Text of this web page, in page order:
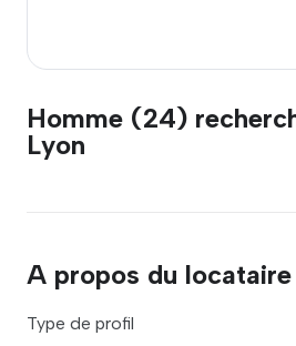
Homme (24)
Lyon
A propos du locataire
Type de profil